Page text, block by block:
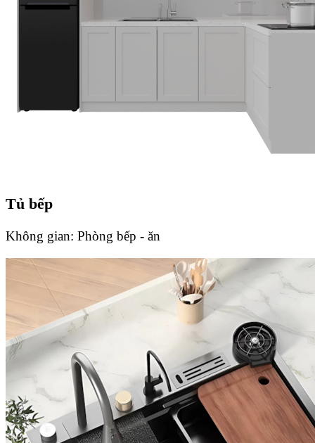
Tủ bếp
Không gian: Phòng bếp - ăn